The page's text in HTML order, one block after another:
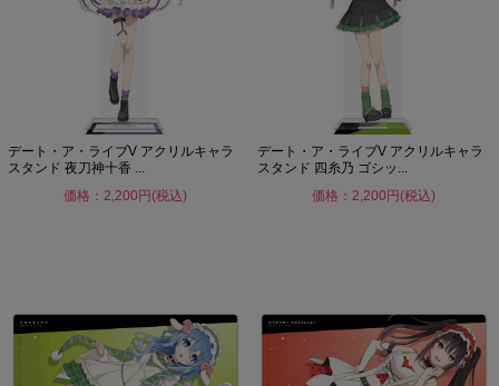
デート・ア・ライブV アクリルキャラ
スタンド 夜刀神十香 ...
価格：2,200円(税込)
デート・ア・ライブV アクリルキャラ
スタンド 四糸乃 ゴシッ...
価格：2,200円(税込)